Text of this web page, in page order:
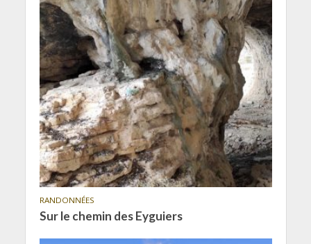
RANDONNÉES
Sur le chemin des Eyguiers